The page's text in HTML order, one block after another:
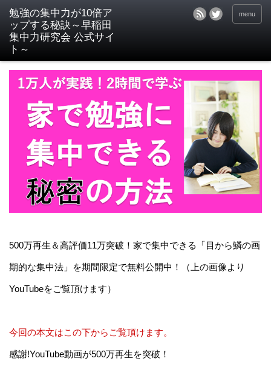
menu
500万再生＆高評価11万突破！家で集中できる「目から鱗の画
期的な集中法」を期間限定で無料公開中！（上の画像より
YouTubeをご覧頂けます）
今回の本文はこの下からご覧頂けます。
感謝!YouTube動画が500万再生を突破！